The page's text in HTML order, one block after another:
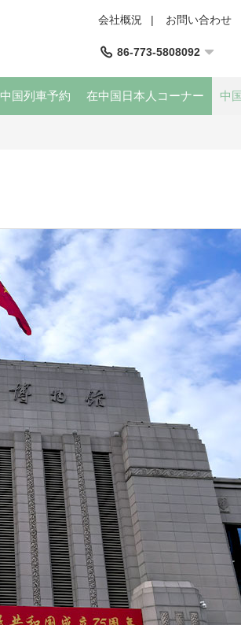
会社概況 | お問い合わせ
86-773-5808092
中国列車予約 在中国日本人コーナー 中